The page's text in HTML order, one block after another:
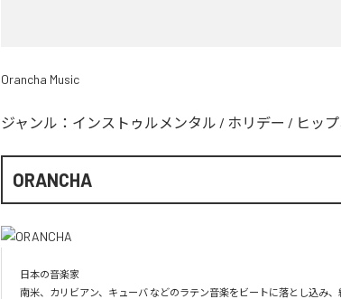
Orancha Music
ジャンル： インストゥルメンタル / ホリデー / ヒッ
ORANCHA
日本の音楽家
南米、カリビアン、キューバ などのラテン音楽をビートに落とし込み、